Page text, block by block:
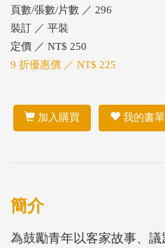
頁數/張數/片數 ／ 296
裝訂 ／ 平裝
定價 ／ NT$ 250
9 折優惠價 ／ NT$ 225
加入購買 我的書單
簡介
為鼓勵青年以客家故事、議